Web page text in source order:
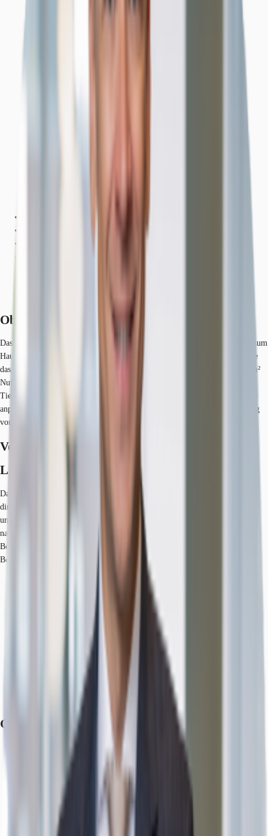
Objekt
Das repräsentative Bürogebäude verfügt über eine eindrucksvolle Vorfahrt zum
Haupteingang und hat einen ungestörten Blick auf den Rheinauenpark sowie
das Siebengebirge. Das Gebäude erstreckt sich auf insgesamt rund 12.500 m²
Nutzfläche, welche sich auf 5 Gebäudeteile und 4 bzw. 5 Geschosse mit
Tiefgarage verteilt. Die Fläche im Objekt ist flexibel auf die Mieterwünsche
anpassbar und besitzen zusätzlich zum Haupteingang einen separaten Zugang
von draußen.
Verfügbare Fläche
Lage und Verkehrsanbindung
Das Objekt befindet sich auf einem der attraktivsten Areale von Bonn und in
direkter Nähe zur Bonner Südbrücke und der Bonner Rheinaue. In der
unmittelbaren Nachbarschaft befinden sich die Hauptsitze großer und
namenhafter Unternehmen und öffentlichen Ämtern sowie das Maritim Hotel
Bonn. Eine Tankstelle befindet sich in der Nähe. Dienstleister des täglichen
Bedarfs befinden sich in der Nähe.
Straßenbahn/Tram, Haltestelle Max-Löbner-Str., Linie 16, 63, 67,
Bus, Bushaltestelle Rheinaue Hauptzugang, Linie 610, 611, 631,
Bundesautobahn, A 3, Fahrzeit: 15 min
Bundesautobahn, A 4, Fahrzeit: 30 min
Bundesautobahn, A 562, Fahrzeit: 3 min
Bundesstraße, B 9, Fahrzeit: 5 min
Flughafen, Köln/Bonn, Fahrzeit: 20 min
Flughafen, Düsseldorf, Fahrzeit: 60 min
Grundrisse